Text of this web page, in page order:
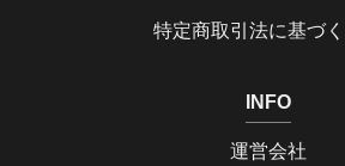
特定商取引法に基づ
INFO
運営会社